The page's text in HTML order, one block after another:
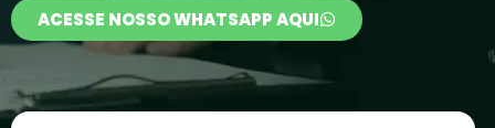
ACESSE NOSSO WHATSAPP AQUI